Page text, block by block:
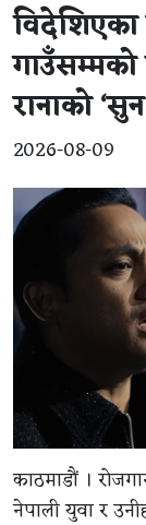
विदेशिएका
रानाको
2026-08-09
काठमाडौं ।
नेपाली युवा र